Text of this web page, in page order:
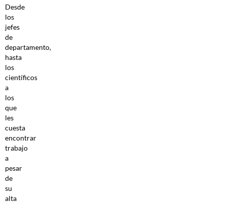
Desde
los
jefes
de
departamento,
hasta
los
científicos
a
los
que
les
cuesta
encontrar
trabajo
a
pesar
de
su
alta